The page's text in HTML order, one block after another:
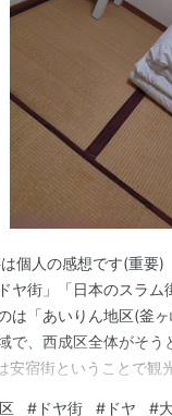
個人の感想です(重要
ヤ街」「日本のスラ
は「あいりん地区(釜
で、西成区全体がそ
宿街ということで観
# ドヤ街 # ドヤ #